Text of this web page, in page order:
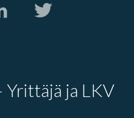
Yrittäjä ja LKV